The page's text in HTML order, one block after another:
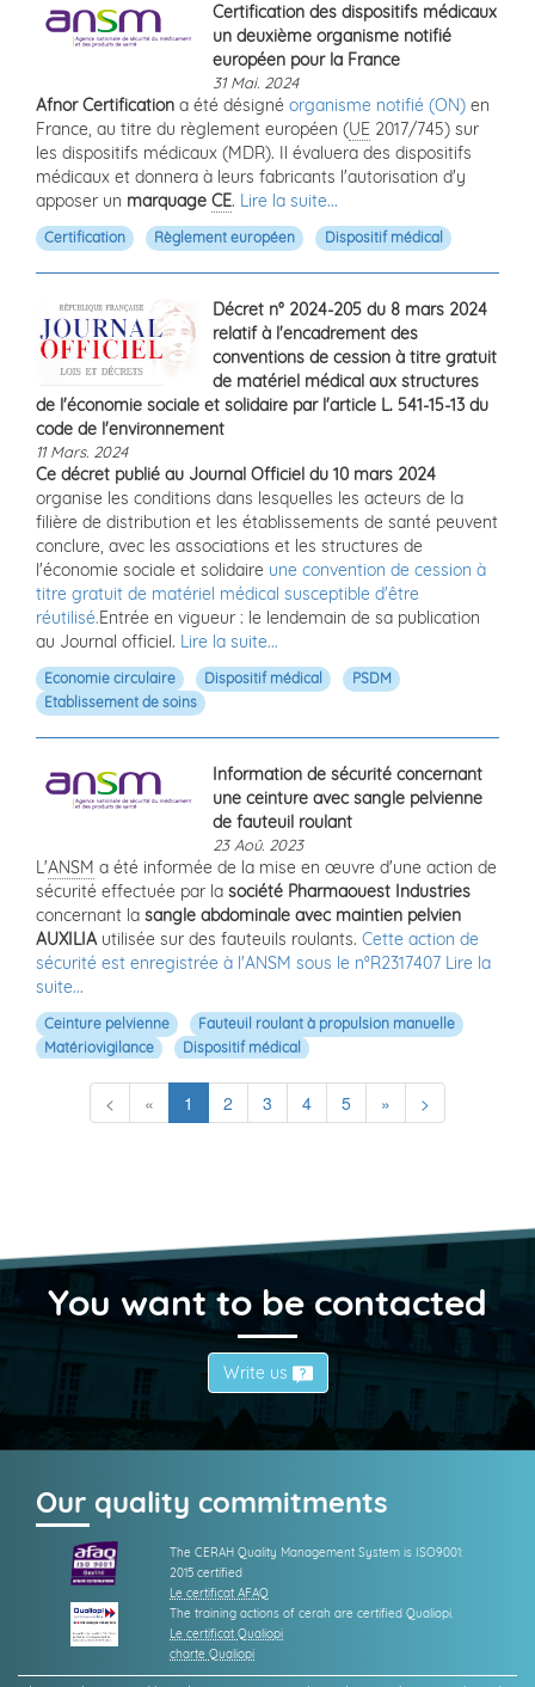
Certification des dispositifs médicaux
un deuxième organisme notifié
européen pour la France
31 Mai. 2024
Afnor Certification a été désigné organisme notifié (ON) en
France, au titre du règlement européen (UE 2017/745) sur
les dispositifs médicaux (MDR). Il évaluera des dispositifs
médicaux et donnera à leurs fabricants l'autorisation d'y
apposer un marquage CE. Lire la suite...
Certification Règlement européen Dispositif médical
Décret n° 2024-205 du 8 mars 2024
relatif à l'encadrement des
conventions de cession à titre gratuit
de matériel médical aux structures
de l'économie sociale et solidaire par l'article L. 541-15-13 du
code de l'environnement
11 Mars. 2024
Ce décret publié au Journal Officiel du 10 mars 2024
organise les conditions dans lesquelles les acteurs de la
filière de distribution et les établissements de santé peuvent
conclure, avec les associations et les structures de
l'économie sociale et solidaire une convention de cession à
titre gratuit de matériel médical susceptible d'être
réutilisé.Entrée en vigueur : le lendemain de sa publication
au Journal officiel. Lire la suite...
Economie circulaire Dispositif médical
PSDM
Etablissement de soins
Information de sécurité concernant
une ceinture avec sangle pelvienne
de fauteuil roulant
23 Aoû. 2023
L'ANSM a été informée de la mise en œuvre d'une action de
sécurité effectuée par la société Pharmaouest Industries
concernant la sangle abdominale avec maintien pelvien
AUXILIA utilisée sur des fauteuils roulants. Cette action de
sécurité est enregistrée à l'ANSM sous le n°R2317407 Lire la
suite...
Ceinture pelvienne
Fauteuil roulant à propulsion manuelle
Matériovigilance
Dispositif médical
< « 1 (current)
2 3 4 5 » >
You want to be contacted
Write us
Our quality commitments
The CERAH Quality Management System is ISO9001:
2015 certified
Le certificat AFAQ
The training actions of cerah are certified Qualiopi.
Le certificat Qualiopi
charte Qualiopi